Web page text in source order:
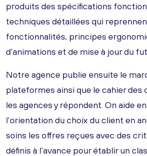
produits des spécifications
techniques détaillées qui
fonctionnalités, principes
d’animations et de mise à jour du
Notre agence publie ensuite le
plateformes ainsi que le cahier des
les agences y répondent. On aide
l’orientation du choix du client en
soins les offres reçues avec des
définis à l’avance pour établir un